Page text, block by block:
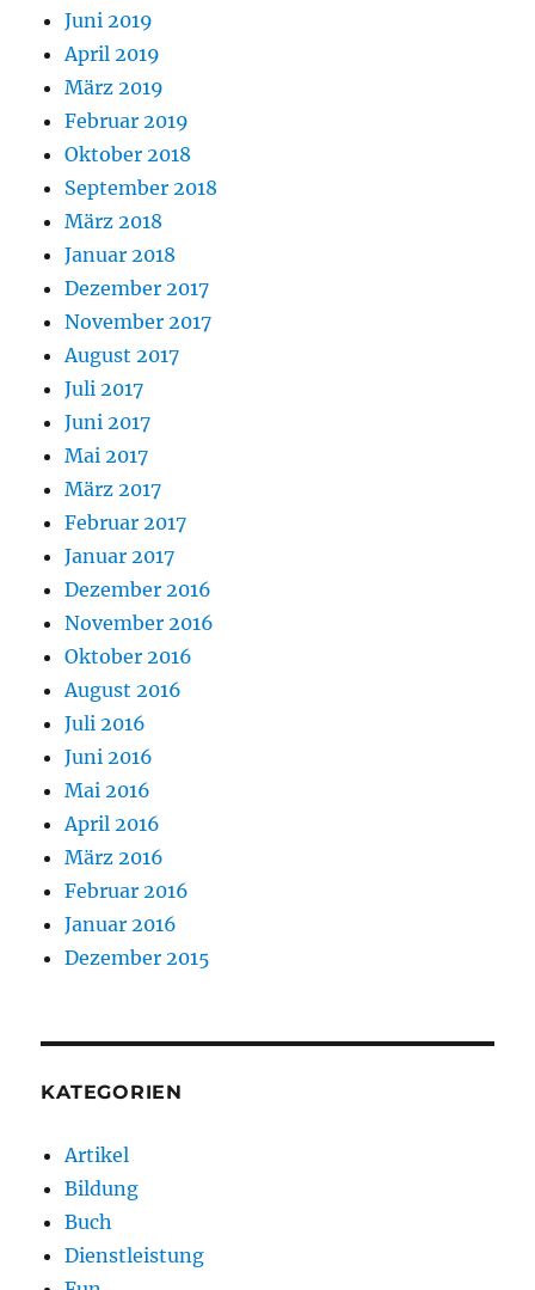
Juni 2019
April 2019
März 2019
Februar 2019
Oktober 2018
September 2018
März 2018
Januar 2018
Dezember 2017
November 2017
August 2017
Juli 2017
Juni 2017
Mai 2017
März 2017
Februar 2017
Januar 2017
Dezember 2016
November 2016
Oktober 2016
August 2016
Juli 2016
Juni 2016
Mai 2016
April 2016
März 2016
Februar 2016
Januar 2016
Dezember 2015
KATEGORIEN
Artikel
Bildung
Buch
Dienstleistung